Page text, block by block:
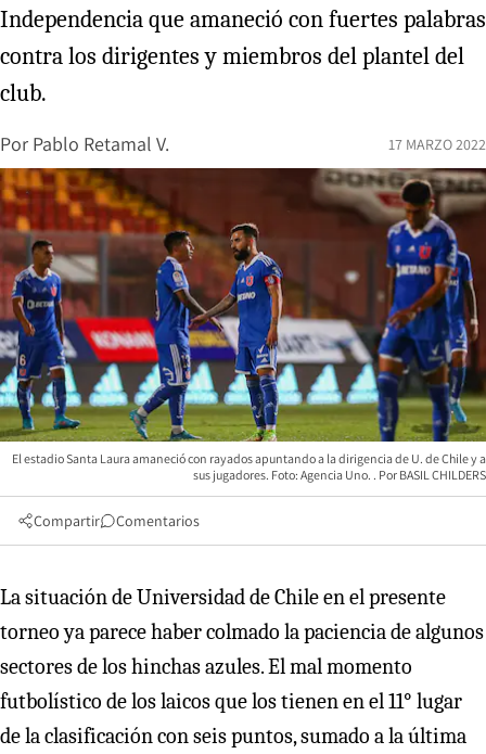
Independencia que amaneció con fuertes palabras
contra los dirigentes y miembros del plantel del
club.
Por Pablo Retamal V. 17 MARZO 2022
El estadio Santa Laura amaneció con rayados apuntando a la dirigencia de U. de Chile y a
sus jugadores. Foto: Agencia Uno.
BASIL CHILDERS
Compartir Comentarios
La situación de Universidad de Chile en el presente
torneo ya parece haber colmado la paciencia de algunos
sectores de los hinchas azules. El mal momento
futbolístico de los laicos que los tienen en el 11° lugar
de la clasificación con seis puntos, sumado a la última